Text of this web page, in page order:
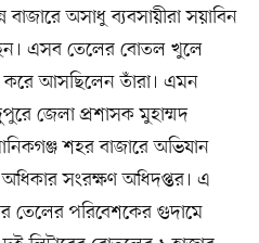
বাজারে অসাধু ব্যবসায়ীরা সয়াবিন
এসব তেলের বোতল খুলে
করে আসছিলেন তাঁরা। এমন
জেলা প্রশাসক মুহাম্মদ
শহর বাজারে অভিযান
সংরক্ষণ অধিদপ্তর। এ
তেলের পরিবেশকের গুদামে